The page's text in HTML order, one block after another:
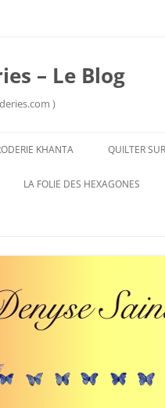
– Le Blog
)
au
contenu
KHANTA QUILTER
LA FOLIE DES HEXAGONES